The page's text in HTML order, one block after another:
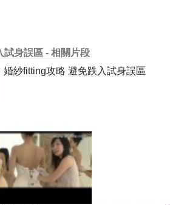
身誤區 - 相關片段
婚紗fitting攻略 避免跌入試身誤區